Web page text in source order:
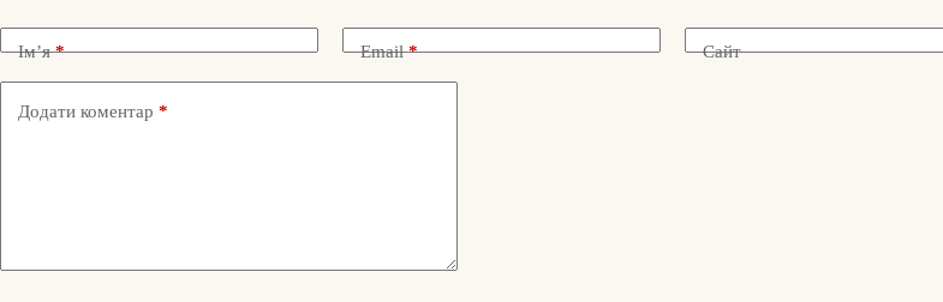
Ім’я* Email* Сайт
Додати коментар *